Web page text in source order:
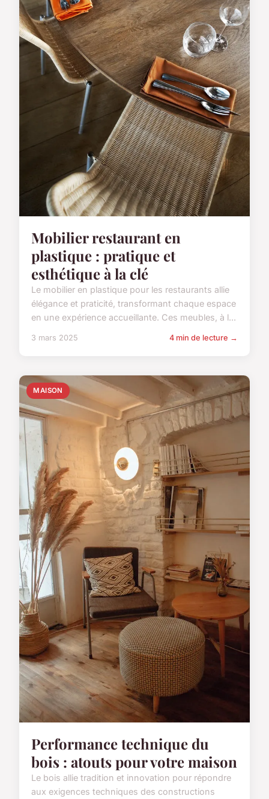
Mobilier restaurant en
plastique : pratique et
esthétique à la clé
Le mobilier en plastique pour les restaurants allie
élégance et praticité, transformant chaque espace
en une expérience accueillante. Ces meubles, à l...
3 mars 2025 4 min de lecture →
MAISON
Performance technique du
bois : atouts pour votre maison
Le bois allie tradition et innovation pour répondre
aux exigences techniques des constructions